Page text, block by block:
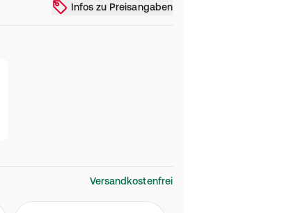
Infos zu Preisangaben
Versandkostenfrei